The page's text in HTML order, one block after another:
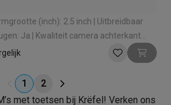
(inch): 2.5 inch | Uitbreidbaar
Ja | Kwaliteit camera achterkant
MP | Waterbestendig: Ja
1
2
met toetsen bij Krëfel! Verken ons